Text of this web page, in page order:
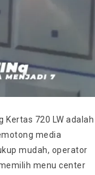
720 LW adalah
media
mudah, operator
menu center